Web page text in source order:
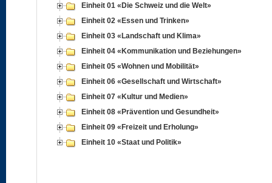
Einheit 01 «Die Schweiz und die Welt»
Einheit 02 «Essen und Trinken»
Einheit 03 «Landschaft und Klima»
Einheit 04 «Kommunikation und Beziehungen»
Einheit 05 «Wohnen und Mobilität»
Einheit 06 «Gesellschaft und Wirtschaft»
Einheit 07 «Kultur und Medien»
Einheit 08 «Prävention und Gesundheit»
Einheit 09 «Freizeit und Erholung»
Einheit 10 «Staat und Politik»